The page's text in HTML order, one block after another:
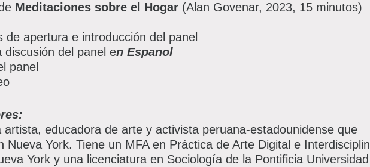
Meditaciones sobre el Hogar (Alan Govenar, 2023, 15 minutos)
de apertura e introducción del panel
discusión del panel en Espanol
panel
educadora de arte y activista peruana-estadounidense que
Nueva York. Tiene un MFA en Práctica de Arte Digital e
York y una licenciatura en Sociología de la Pontificia Universidad